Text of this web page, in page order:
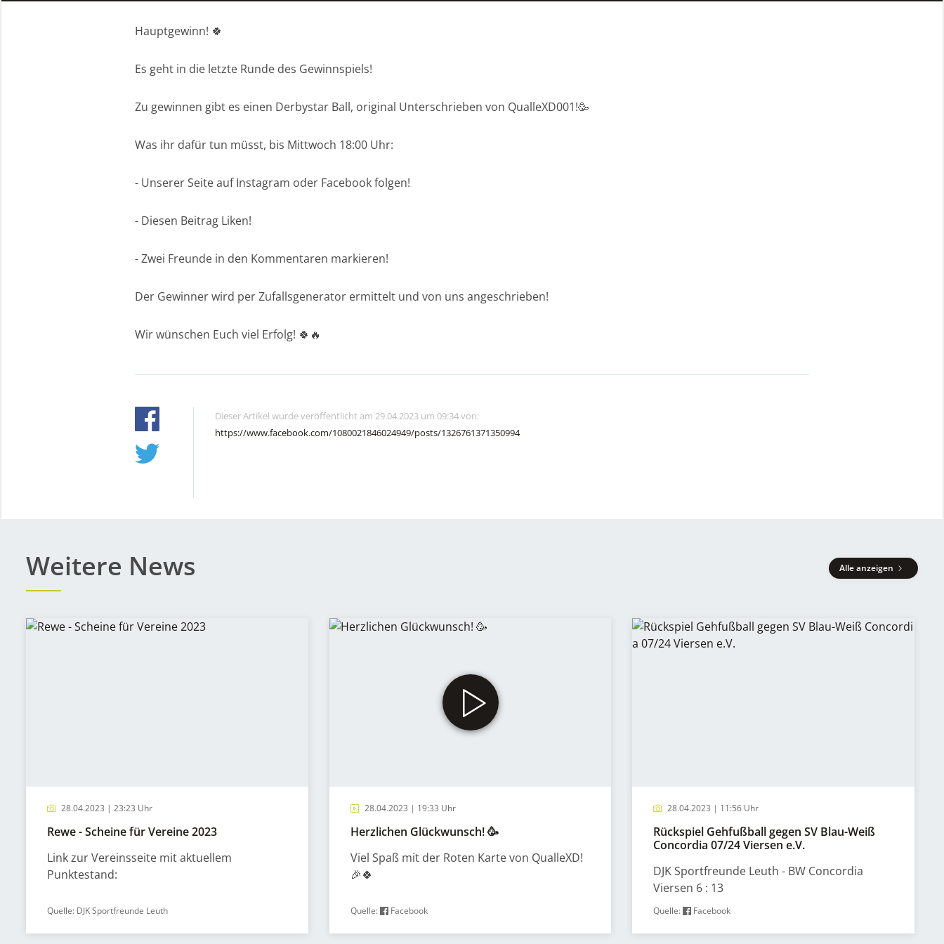
Hauptgewinn! 🍀
Es geht in die letzte Runde des Gewinnspiels!
Zu gewinnen gibt es einen Derbystar Ball, original Unterschrieben von QualleXD001!🥳
Was ihr dafür tun müsst, bis Mittwoch 18:00 Uhr:
- Unserer Seite auf Instagram oder Facebook folgen!
- Diesen Beitrag Liken!
- Zwei Freunde in den Kommentaren markieren!
Der Gewinner wird per Zufallsgenerator ermittelt und von uns angeschrieben!
Wir wünschen Euch viel Erfolg! 🍀🔥
Dieser Artikel wurde veröffentlicht am 29.04.2023 um 09:34 von:
https://www.facebook.com/1080021846024949/posts/1326761371350994
Weitere News Alle anzeigen
28.04.2023 | 23:23 Uhr
Rewe - Scheine für Vereine 2023
Link zur Vereinsseite mit aktuellem
Punktestand:
Quelle: DJK Sportfreunde Leuth
28.04.2023 | 19:33 Uhr
Herzlichen Glückwunsch! 🥳
Viel Spaß mit der Roten Karte von QualleXD!
🎉🍀
Quelle: Facebook
28.04.2023 | 11:56 Uhr
Rückspiel Gehfußball gegen SV Blau-Weiß
Concordia 07/24 Viersen e.V.
DJK Sportfreunde Leuth - BW Concordia
Viersen 6 : 13
Quelle: Facebook